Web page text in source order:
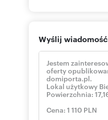
Wyślij wiadomość